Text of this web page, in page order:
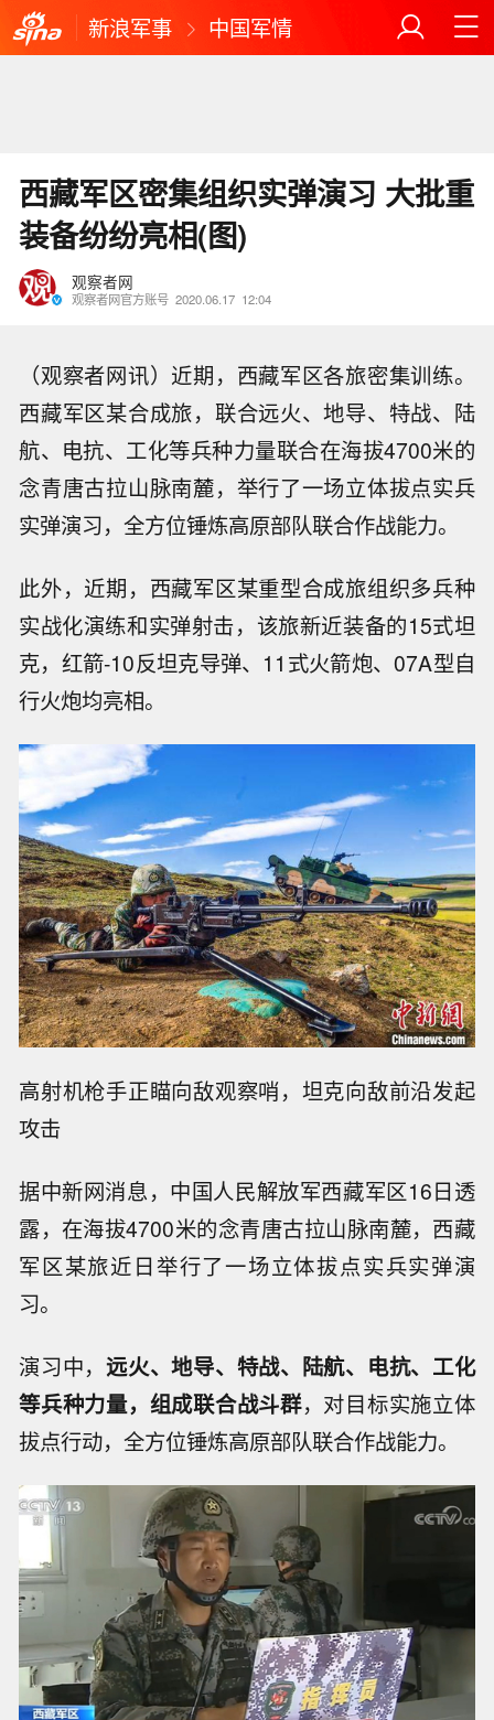
新浪军事 中国军情
西藏军区密集组织实弹演习 大批重
装备纷纷亮相(图)
观察者网
观察者网官方账号 2020.06.17 12:04
（观察者网讯）近期，西藏军区各旅密集训练。
西藏军区某合成旅，联合远火、地导、特战、陆
航、电抗、工化等兵种力量联合在海拔4700米的
念青唐古拉山脉南麓，举行了一场立体拔点实兵
实弹演习，全方位锤炼高原部队联合作战能力。
此外，近期，西藏军区某重型合成旅组织多兵种
实战化演练和实弹射击，该旅新近装备的15式坦
克，红箭-10反坦克导弹、11式火箭炮、07A型自
行火炮均亮相。
高射机枪手正瞄向敌观察哨，坦克向敌前沿发起
攻击
据中新网消息，中国人民解放军西藏军区16日透
露，在海拔4700米的念青唐古拉山脉南麓，西藏
军区某旅近日举行了一场立体拔点实兵实弹演
习。
演习中，远火、地导、特战、陆航、电抗、工化
等兵种力量，组成联合战斗群，对目标实施立体
拔点行动，全方位锤炼高原部队联合作战能力。